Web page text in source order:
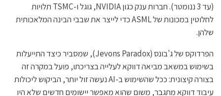
(עד 3 ננומטר). חברות ענק כגון NVIDIA, גוגל ו-TSMC תלויות
לחלוטין במכונות של ASML כדי לייצר את שבבי הבינה המלאכותית
שלהן.
הפרדוקס של ג'בונס (Jevons Paradox), שמסביר כיצד התייעלות
בשימוש במשאב מביאה דווקא לעלייה בצריכתו, פועל במקרה זה
בצורה קיצונית: ככל שהשימוש ב-AI נעשה זול יותר, הביקוש ליכולות
עיבוד דווקא מתגבר, משום שהוא מאפשר יישומים חדשים שלא היו